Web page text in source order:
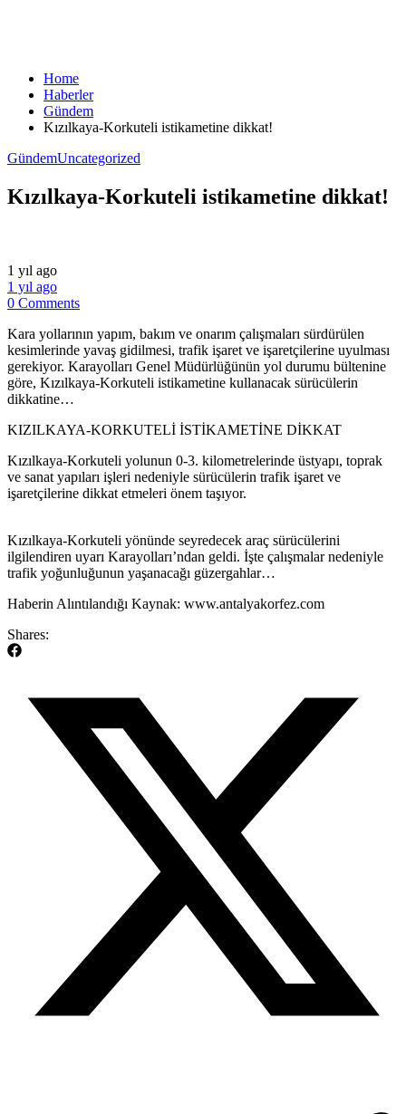
Home
Haberler
Gündem
Kızılkaya-Korkuteli istikametine dikkat!
GündemUncategorized
Kızılkaya-Korkuteli istikametine dikkat!
1 yıl ago
1 yıl ago
0 Comments
Kara yollarının yapım, bakım ve onarım çalışmaları sürdürülen
kesimlerinde yavaş gidilmesi, trafik işaret ve işaretçilerine uyulması
gerekiyor. Karayolları Genel Müdürlüğünün yol durumu bültenine
göre, Kızılkaya-Korkuteli istikametine kullanacak sürücülerin
dikkatine…
KIZILKAYA-KORKUTELİ İSTİKAMETİNE DİKKAT
Kızılkaya-Korkuteli yolunun 0-3. kilometrelerinde üstyapı, toprak
ve sanat yapıları işleri nedeniyle sürücülerin trafik işaret ve
işaretçilerine dikkat etmeleri önem taşıyor.
​Kızılkaya-Korkuteli yönünde seyredecek araç sürücülerini
ilgilendiren uyarı Karayolları’ndan geldi. İşte çalışmalar nedeniyle
trafik yoğunluğunun yaşanacağı güzergahlar…
​Haberin Alıntılandığı Kaynak: www.antalyakorfez.com
Shares: